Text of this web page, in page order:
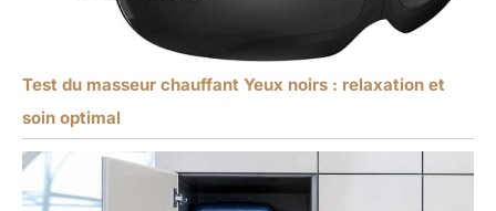
Test du masseur chauffant Yeux noirs : relaxation et
soin optimal